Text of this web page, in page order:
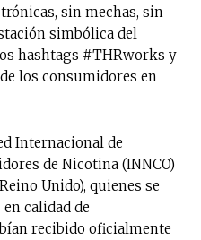
sin mechas, sin
simbólica del
hashtags #THRworks y
los consumidores en
Internacional de
de Nicotina (INNCO)
Unido), quienes se
calidad de
recibido oficialmente